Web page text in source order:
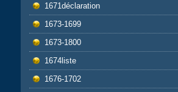
1671déclaration
1673-1699
1673-1800
1674liste
1676-1702